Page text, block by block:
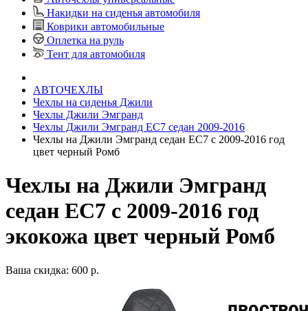
Накидки на сиденья автомобиля
Коврики автомобильные
Оплетка на руль
Тент для автомобиля
АВТОЧЕХЛЫ
Чехлы на сиденья Джили
Чехлы Джили Эмгранд
Чехлы Джили Эмгранд ЕС7 седан 2009-2016
Чехлы на Джили Эмгранд седан ЕС7 с 2009-2016 год
цвет черный Ромб
Чехлы на Джили Эмгранд
седан ЕС7 с 2009-2016 год
экокожа цвет черный Ромб
Ваша скидка: 600 р.